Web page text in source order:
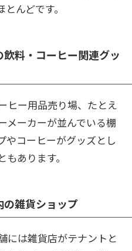
んどです。
料・コーヒー関連グッ
ヒー用品売り場、たとえ
メーカーが並んでいる棚
やコーヒーがグッズとし
あります。
雑貨ショップ
には雑貨店がテナントと